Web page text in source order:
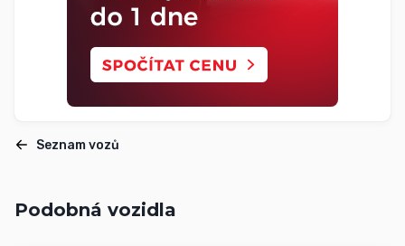
Seznam vozů
Podobná vozidla